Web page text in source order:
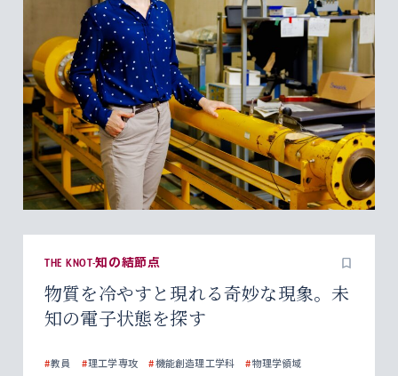
THE KNOT-知の結節点
物質を冷やすと現れる奇妙な現象。未
知の電子状態を探す
#教員 #理工学専攻 #機能創造理工学科 #物理学領域